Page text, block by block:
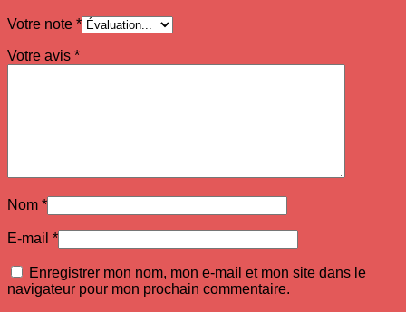
Votre note *
Votre avis *
Nom *
E-mail *
Enregistrer mon nom, mon e-mail et mon site dans le
navigateur pour mon prochain commentaire.